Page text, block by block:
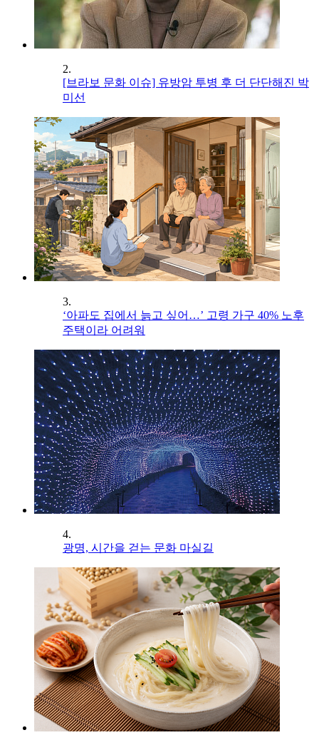
2.
[브라보 문화 이슈] 유방암 투병 후 더 단단해진 박
미선
3.
‘아파도 집에서 늙고 싶어…’ 고령 가구 40% 노후
주택이라 어려워
4.
광명, 시간을 걷는 문화 마실길